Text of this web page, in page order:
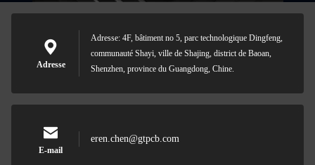
Adresse
Adresse: 4F, bâtiment no 5, parc technologique Dingfeng,
communauté Shayi, ville de Shajing, district de Baoan,
Shenzhen, province du Guangdong, Chine.
E-mail
eren.chen@gtpcb.com